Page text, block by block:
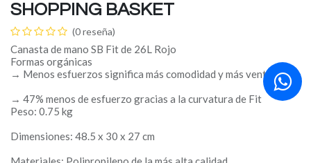
SHOPPING BASKET
(0 reseña)
Canasta de mano SB Fit de 26L Rojo
Formas orgánicas
→ Menos esfuerzos significa más comodidad y más ventas.
→ 47% menos de esfuerzo gracias a la curvatura de Fit
Peso: 0.75 kg
Dimensiones: 48.5 x 30 x 27 cm